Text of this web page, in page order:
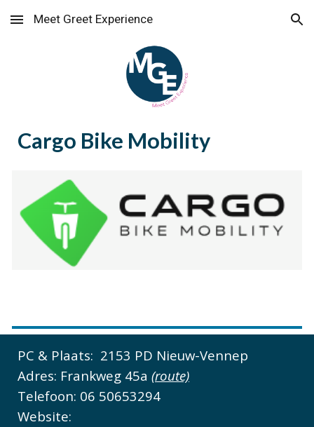
Skip to main content Skip to navigation
Meet Greet Experience
Cargo Bike Mobility
PC & Plaats: 2153 PD Nieuw-Vennep
Adres: Frankweg 45a(route)
Telefoon: 06 50653294
Website: